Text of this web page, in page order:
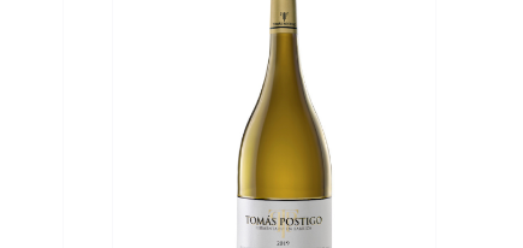
DETALLES